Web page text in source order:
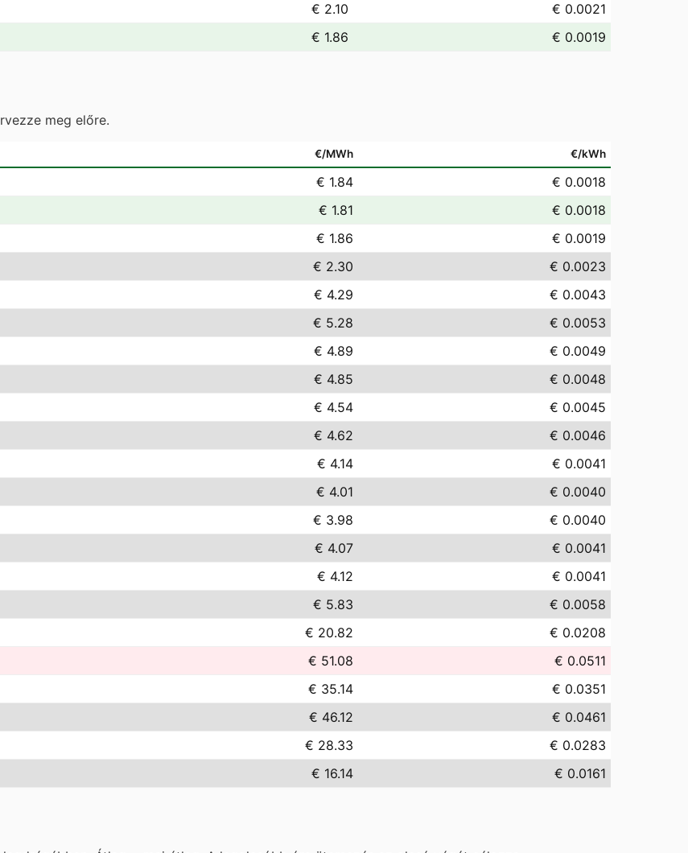
€ 2.10
€ 0.0021
€ 1.86 € 0.0019
meg előre.
€/MWh €/kWh
€ 1.84
€ 0.0018
€ 1.81
€ 0.0018
€ 1.86
€ 0.0019
€ 2.30
€ 0.0023
€ 4.29
€ 0.0043
€ 5.28
€ 0.0053
€ 4.89
€ 0.0049
€ 4.85
€ 0.0048
€ 4.54
€ 0.0045
€ 4.62
€ 0.0046
€ 4.14
€ 0.0041
€ 4.01
€ 0.0040
€ 3.98
€ 0.0040
€ 4.07
€ 0.0041
€ 4.12
€ 0.0041
€ 5.83
€ 0.0058
€ 20.82
€ 0.0208
€ 51.08
€ 0.0511
€ 35.14
€ 0.0351
€ 46.12
€ 0.0461
€ 28.33
€ 0.0283
€ 16.14 € 0.0161